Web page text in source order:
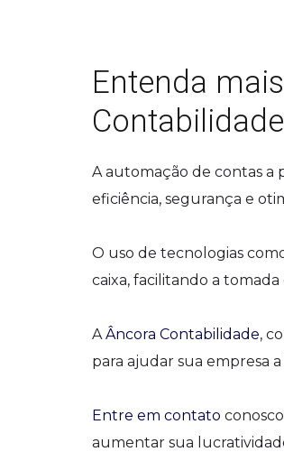
Entenda
Contabilidade
A automação de contas a
eficiência, segurança e
O uso de tecnologias
caixa, facilitando a
AÂncora Contabilidade,
para ajudar sua empresa
Entre em contato
aumentar sua